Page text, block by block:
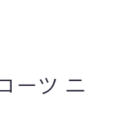
ーツ ニ